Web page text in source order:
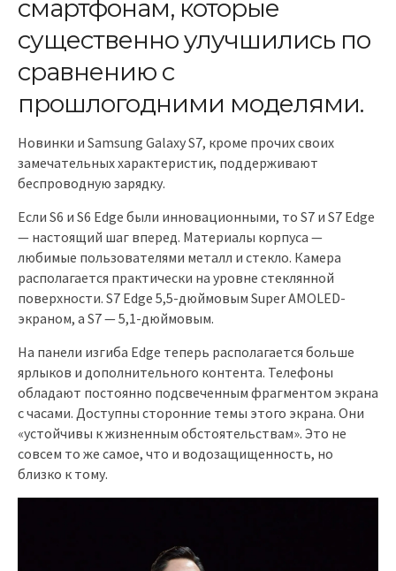
смартфонам, которые
существенно улучшились по
сравнению с
прошлогодними моделями.
Новинки и Samsung Galaxy S7, кроме прочих своих
замечательных характеристик, поддерживают
беспроводную зарядку.
Если S6 и S6 Edge были инновационными, то S7 и S7 Edge
— настоящий шаг вперед. Материалы корпуса —
любимые пользователями металл и стекло. Камера
располагается практически на уровне стеклянной
поверхности. S7 Edge 5,5-дюймовым Super AMOLED-
экраном, а S7 — 5,1-дюймовым.
На панели изгиба Edge теперь располагается больше
ярлыков и дополнительного контента. Телефоны
обладают постоянно подсвеченным фрагментом экрана
с часами. Доступны сторонние темы этого экрана. Они
«устойчивы к жизненным обстоятельствам». Это не
совсем то же самое, что и водозащищенность, но
близко к тому.